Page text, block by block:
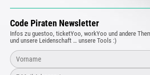
Code Piraten Newsletter
Infos zu guestoo, ticketYoo, workYoo und andere
und unsere Leidenschaft … unsere Tools :)